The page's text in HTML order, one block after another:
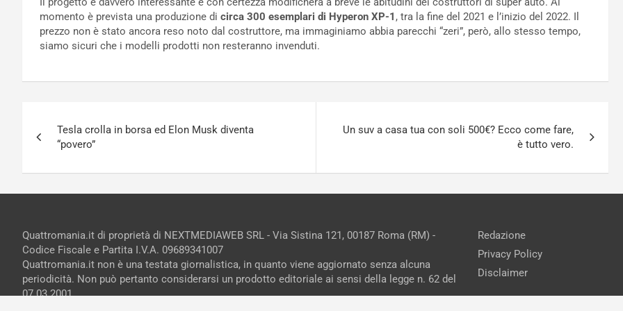
momento è prevista una produzione di circa 300 esemplari di Hyperon XP-1 , tra la fine del 2021 e l’inizio del 2022. Il
prezzo non è stato ancora reso noto dal costruttore, ma immaginiamo abbia parecchi “zeri”, però, allo stesso tempo,
siamo sicuri che i modelli prodotti non resteranno invenduti.
articoli
Tesla crolla in borsa ed Elon Musk diventa
“povero”
Un suv a casa tua con soli 500€? Ecco come fare,
è tutto vero.
Quattromania.it di proprietà di NEXTMEDIAWEB SRL - Via Sistina 121, 00187 Roma (RM) -
Codice Fiscale e Partita I.V.A. 09689341007
Quattromania.it non è una testata giornalistica, in quanto viene aggiornato senza alcuna
periodicità. Non può pertanto considerarsi un prodotto editoriale ai sensi della legge n. 62 del
07.03.2001
Redazione
Privacy Policy
Disclaimer